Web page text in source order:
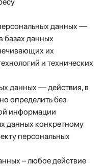
данных —
базах данных
их
и технических
данных — действия, в
определить без
информации
данных конкретному
персональных
– любое действие